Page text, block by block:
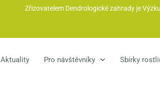
Zřizovatelem Dendrologické zahrady je
Aktuality Pro návštěvníky Sbírky